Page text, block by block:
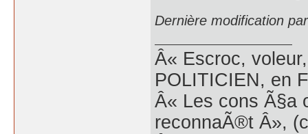
Dernière modification
Â« Escroc,
POLITICIEN, en
Â« Les cons Ã§a
reconnaÃ®t Â»,